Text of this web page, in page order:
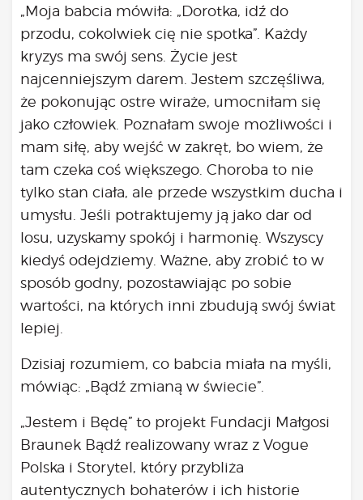
„Moja babcia mówiła: „Dorotka, idź do
przodu, cokolwiek cię nie spotka”. Każdy
kryzys ma swój sens. Życie jest
najcenniejszym darem. Jestem szczęśliwa,
że pokonując ostre wiraże, umocniłam się
jako człowiek. Poznałam swoje możliwości i
mam siłę, aby wejść w zakręt, bo wiem, że
tam czeka coś większego. Choroba to nie
tylko stan ciała, ale przede wszystkim ducha i
umysłu. Jeśli potraktujemy ją jako dar od
losu, uzyskamy spokój i harmonię. Wszyscy
kiedyś odejdziemy. Ważne, aby zrobić to w
sposób godny, pozostawiając po sobie
wartości, na których inni zbudują swój świat
lepiej.
Dzisiaj rozumiem, co babcia miała na myśli,
mówiąc: „Bądź zmianą w świecie”.
„Jestem i Będę” to projekt Fundacji Małgosi
Braunek Bądź realizowany wraz z Vogue
Polska i Storytel, który przybliża
autentycznych bohaterów i ich historie
Bądź na bieżąco
aktualności
Będzie
Było
Porady
Lektury
Ciało
Duch
Psychika
Uśmiechnij się!
Media
Filmy
Galeria
„Bądź” w mediach
Kontakt